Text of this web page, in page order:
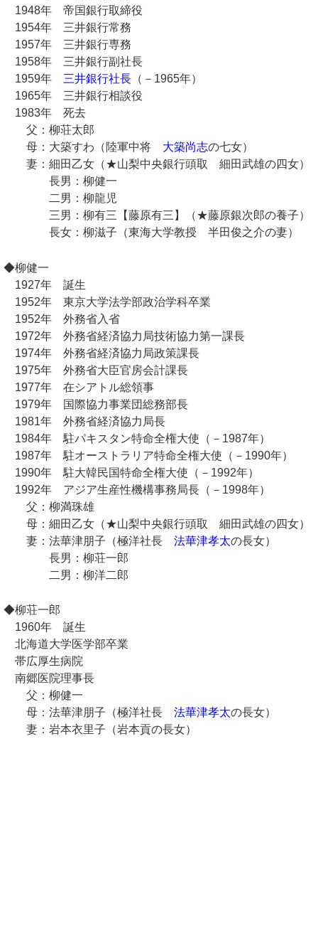
1948年 帝国銀行取締役
1954年 三井銀行常務
1957年 三井銀行専務
1958年 三井銀行副社長
1959年 三井銀行社長（－1965年）
1965年 三井銀行相談役
1983年 死去
父：柳荘太郎
母：大築すわ（陸軍中将 大築尚志の七女）
妻：細田乙女（★山梨中央銀行頭取 細田武雄の四女）
長男：柳健一
二男：柳龍児
三男：柳有三【藤原有三】（★藤原銀次郎の養子）
長女：柳滋子（東海大学教授 半田俊之介の妻）
◆柳健一
1927年 誕生
1952年 東京大学法学部政治学科卒業
1952年 外務省入省
1972年 外務省経済協力局技術協力第一課長
1974年 外務省経済協力局政策課長
1975年 外務省大臣官房会計課長
1977年 在シアトル総領事
1979年 国際協力事業団総務部長
1981年 外務省経済協力局長
1984年 駐パキスタン特命全権大使（－1987年）
1987年 駐オーストラリア特命全権大使（－1990年）
1990年 駐大韓民国特命全権大使（－1992年）
1992年 アジア生産性機構事務局長（－1998年）
父：柳満珠雄
母：細田乙女（★山梨中央銀行頭取 細田武雄の四女）
妻：法華津朋子（極洋社長 法華津孝太の長女）
長男：柳荘一郎
二男：柳洋二郎
◆柳荘一郎
1960年 誕生
北海道大学医学部卒業
帯広厚生病院
南郷医院理事長
父：柳健一
母：法華津朋子（極洋社長 法華津孝太の長女）
妻：岩本衣里子（岩本貢の長女）